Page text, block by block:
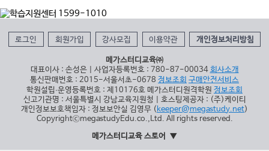
로그인 회원가입 강사모집 이용약관 개인정보처리방침
메가스터디교육㈜
대표이사 : 손성은 | 사업자등록번호 : 780-87-00034 회사소개
통신판매번호 : 2015-서울서초-0678 정보조회 구매안전서비스
학원설립∙운영등록번호 : 제10176호 메가스터디원격학원 정보조회
신고기관명 : 서울특별시 강남교육지원청 | 호스팅제공자 : (주)케이티
개인정보보호책임자 : 정보보안실 김영무 ( keeper@megastudy.net)
CopyrightⓒmegastudyEdu.co.,Ltd. All rights reserved.
메가스터디교육 스토어